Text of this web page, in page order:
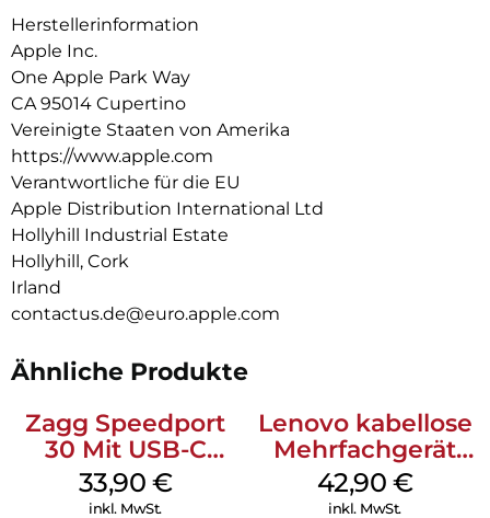
Vielseitigkeit als je zuvor. Das integrierte Trackpad aus Glas
kommt mit haptischem Feedback und Unterstützung für
Multi-Touch Gesten und den Cursor.
Lässt sich zusammenfalten, um Vorder und Rückseite zu
schützen, wenn du unterwegs bist. Und hat einen USBC
Anschluss zum PassThrough Laden. Erhältlich in Schwarz
oder Weiß.
Herstellerinformation
Apple Inc.
One Apple Park Way
CA 95014 Cupertino
Vereinigte Staaten von Amerika
https://www.apple.com
Verantwortliche für die EU
Apple Distribution International Ltd
Hollyhill Industrial Estate
Hollyhill, Cork
Irland
contactus.de@euro.apple.com
Ähnliche Produkte
Zagg Speedport
30 Mit USB-C
Kabel Weiß
33,90 €
inkl. MwSt.
Lenovo kabellose
Mehrfachgerät
Luna Grey
42,90 €
inkl. MwSt.